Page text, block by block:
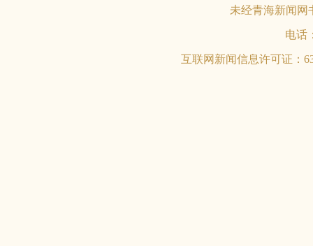
未经青海新闻网
电话
互联网新闻信息许可证：